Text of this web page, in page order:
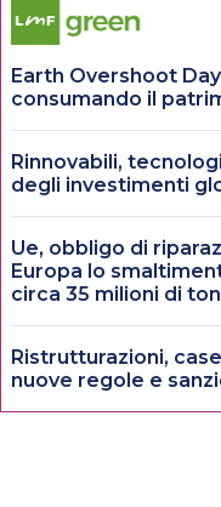
Earth Overshoot
consumando il
Rinnovabili,
degli investimenti
Ue, obbligo di
Europa lo
circa 35 milioni di
Ristrutturazioni,
nuove regole e